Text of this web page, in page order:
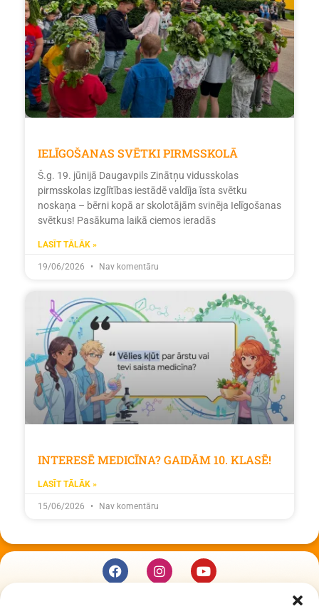
IELĪGOŠANAS SVĒTKI PIRMSSKOLĀ
Š.g. 19. jūnijā Daugavpils Zinātņu vidusskolas
pirmsskolas izglītības iestādē valdīja īsta svētku
noskaņa – bērni kopā ar skolotājām svinēja Ielīgošanas
svētkus! Pasākuma laikā ciemos ieradās
LASĪT TĀLĀK »
19/06/2026 Nav komentāru
INTERESĒ MEDICĪNA? GAIDĀM 10. KLASĒ!
LASĪT TĀLĀK »
15/06/2026 Nav komentāru